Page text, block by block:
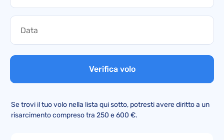
Verifica volo
Se trovi il tuo volo nella lista qui sotto, potresti avere diritto a un
risarcimento compreso tra 250 e 600 €.